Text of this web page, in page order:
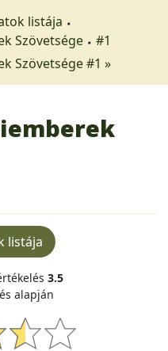
listája
Szövetsége
#1
Szövetsége #1 »
listája
3.5
alapján